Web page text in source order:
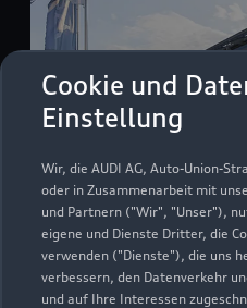
Cookie und
Einstellung
Wir, die AUDI AG, Auto-Union-
oder in Zusammenarbeit mit
und Partnern ("Wir", "Unser"),
eigene und Dienste Dritter, die
verwenden ("Dienste"), die uns
verbessern, den Datenverkehr
und auf Ihre Interessen
Haggertystraße 8
85356 Freising